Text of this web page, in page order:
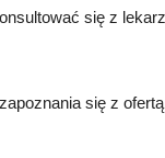
się z
się z